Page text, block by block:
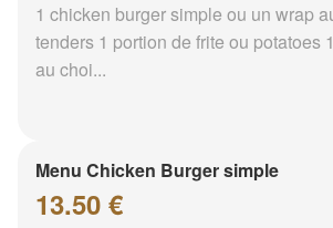
1 chicken burger simple ou un wrap
tenders 1 portion de frite ou potatoes
au choi...
Menu Chicken Burger simple
13.50 €